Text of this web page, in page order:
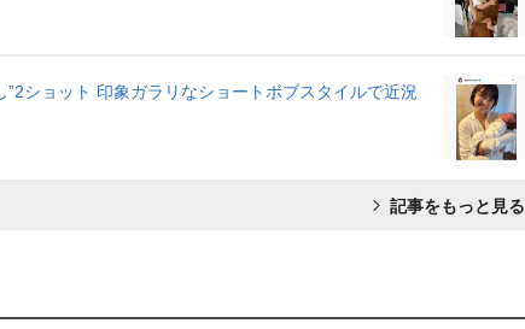
”2ショット 印象ガラリなショートボブスタイルで近況
記事をもっと見る